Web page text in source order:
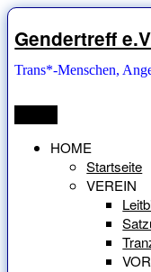
Zum
Inhalt
springen
Gendertreff
Trans*-Menschen,
HOME
Startseite
VEREIN